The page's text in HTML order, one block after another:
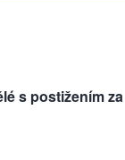
s postižením za